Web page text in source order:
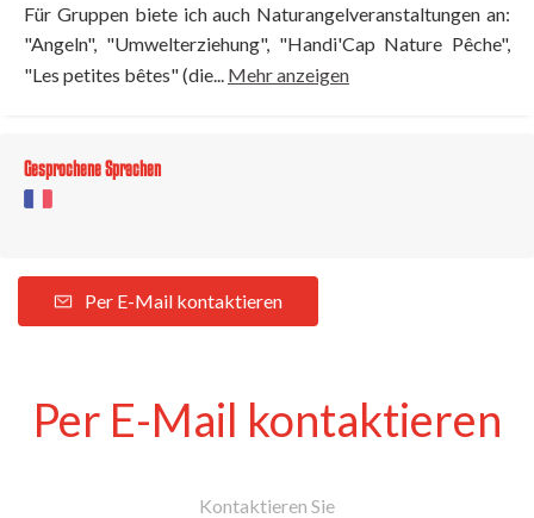
Für Gruppen biete ich auch Naturangelveranstaltungen an:
"Angeln", "Umwelterziehung", "Handi'Cap Nature Pêche",
"Les petites bêtes" (die... Mehr anzeigen
Gesprochene Sprachen
Per E-Mail kontaktieren
Per E-Mail kontaktieren
Kontaktieren Sie